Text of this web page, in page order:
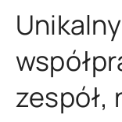
zespół,